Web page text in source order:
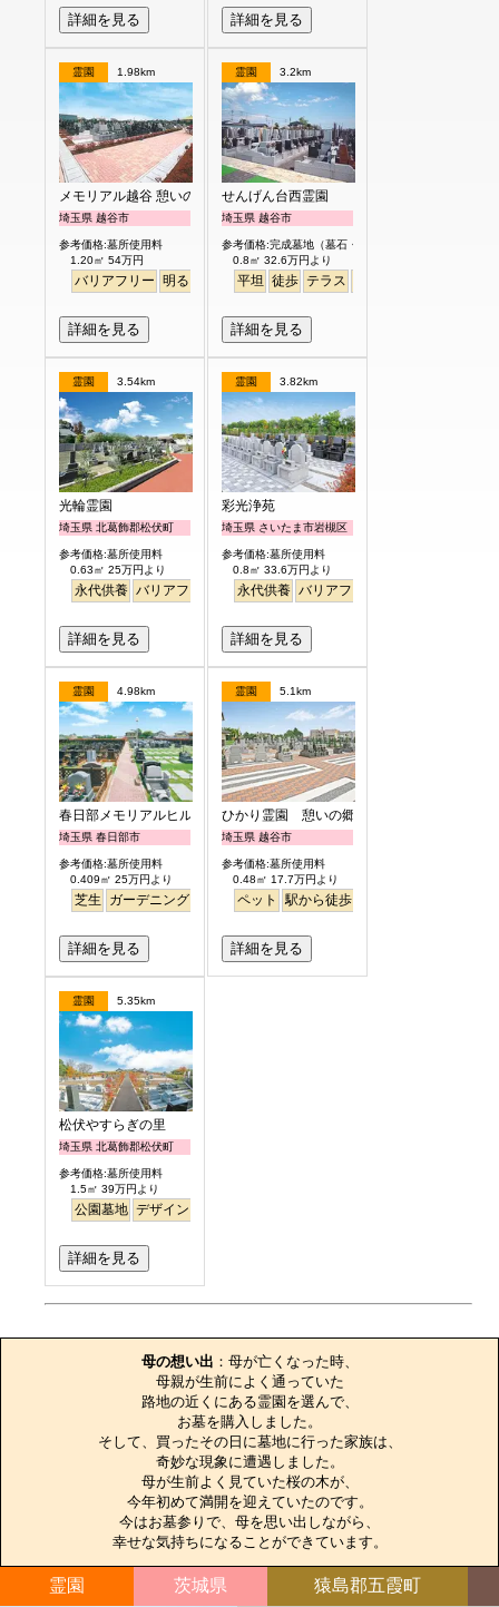
詳細を見る 詳細を見る
霊園 1.98km
メモリアル越谷 憩いの郷
埼玉県 越谷市
参考価格:墓所使用料
1.20㎡ 54万円
バリアフリー 明るい
詳細を見る
霊園 3.2km
せんげん台西霊園
埼玉県 越谷市
参考価格:完成墓地（墓石・外柵付）
0.8㎡ 32.6万円より
平坦 徒歩 テラス
詳細を見る
霊園 3.54km
光輪霊園
埼玉県 北葛飾郡松伏町
参考価格:墓所使用料
0.63㎡ 25万円より
永代供養 バリアフリー ペット 樹木葬
詳細を見る
霊園 3.82km
彩光浄苑
埼玉県 さいたま市岩槻区
参考価格:墓所使用料
0.8㎡ 33.6万円より
永代供養 バリアフリー
詳細を見る
霊園 4.98km
春日部メモリアルヒルズ
埼玉県 春日部市
参考価格:墓所使用料
0.409㎡ 25万円より
芝生 ガーデニング
詳細を見る
霊園 5.1km
ひかり霊園 憩いの郷
埼玉県 越谷市
参考価格:墓所使用料
0.48㎡ 17.7万円より
ペット 駅から徒歩
詳細を見る
霊園 5.35km
松伏やすらぎの里
埼玉県 北葛飾郡松伏町
参考価格:墓所使用料
1.5㎡ 39万円より
公園墓地 デザイン
詳細を見る
母の想い出 ：母が亡くなった時、
母親が生前によく通っていた
路地の近くにある霊園を選んで、
お墓を購入しました。
そして、買ったその日に墓地に行った家族は、
奇妙な現象に遭遇しました。
母が生前よく見ていた桜の木が、
今年初めて満開を迎えていたのです。
今はお墓参りで、母を思い出しながら、
幸せな気持ちになることができています。
霊園 茨城県 猿島郡五霞町